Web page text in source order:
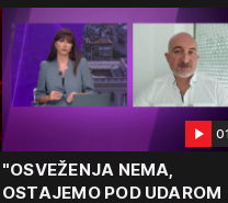
"OSVEŽENJA NEMA,
OSTAJEMO POD UDAROM